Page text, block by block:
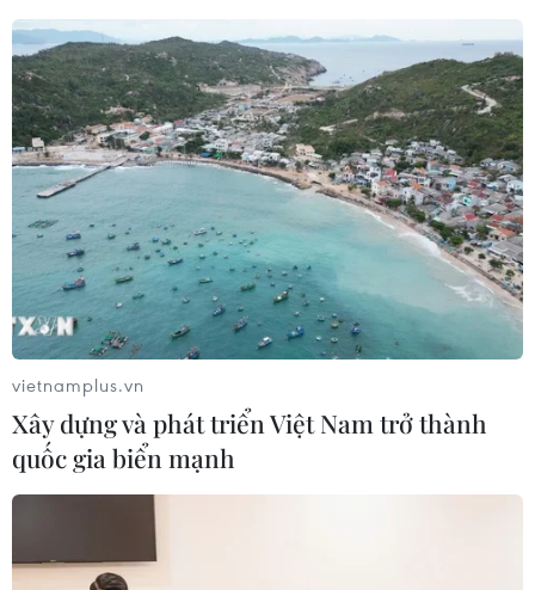
vietnamplus.vn
Xây dựng và phát triển Việt Nam trở thành
quốc gia biển mạnh